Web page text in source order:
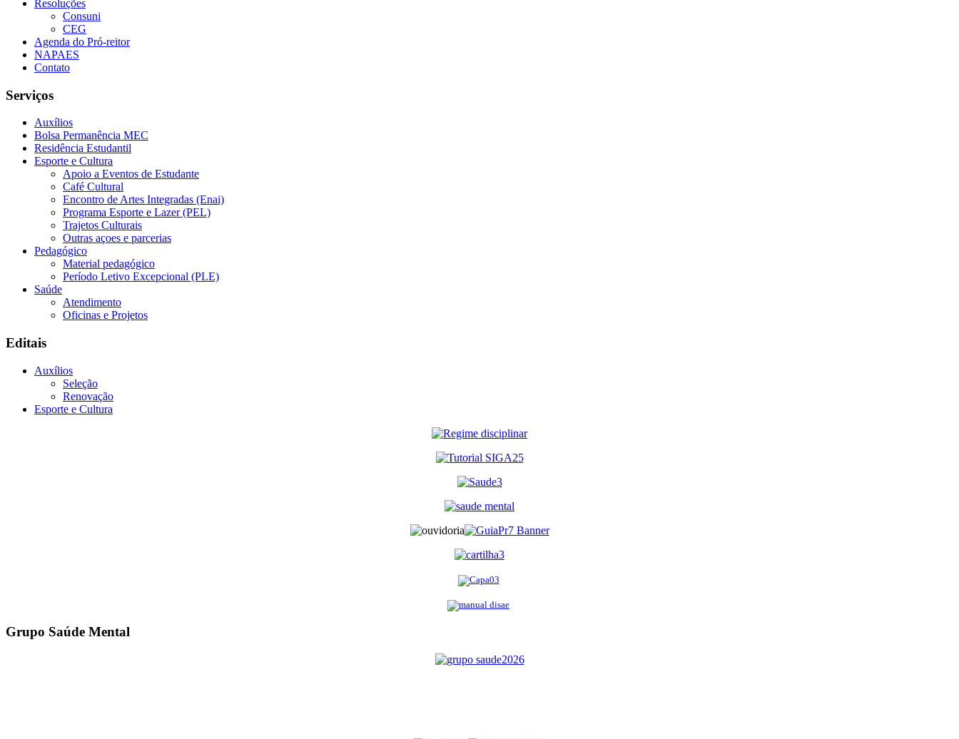
Resoluções
Consuni
CEG
Agenda do Pró-reitor
NAPAES
Contato
Serviços
Auxílios
Bolsa Permanência MEC
Residência Estudantil
Esporte e Cultura
Apoio a Eventos de Estudante
Café Cultural
Encontro de Artes Integradas (Enai)
Programa Esporte e Lazer (PEL)
Trajetos Culturais
Outras açoes e parcerias
Pedagógico
Material pedagógico
Período Letivo Excepcional (PLE)
Saúde
Atendimento
Oficinas e Projetos
Editais
Auxílios
Seleção
Renovação
Esporte e Cultura
Grupo Saúde Mental